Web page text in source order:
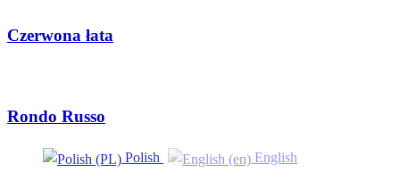
Czerwona łata
Rondo Russo
Polish English